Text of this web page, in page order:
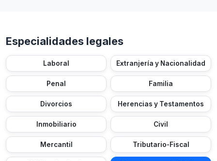
Especialidades legales
Laboral Extranjería y Nacionalidad
Penal Familia
Divorcios Herencias y Testamentos
Inmobiliario Civil
Mercantil Tributario-Fiscal